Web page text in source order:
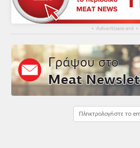
▴ Advertisement ▴